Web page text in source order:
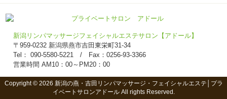
新潟リンパマッサージフェイシャルエステサロン【アドール】
〒959-0232 新潟県燕市吉田東栄町31-34
Tel： 090-5580-5221 / Fax：0256-93-3366
営業時間 AM10：00～PM20：00
Copyright © 2026 新潟の燕・吉田リンパマッサージ・フェイシャルエステ│プラ
イベートサロンアドール All rights Reserved.